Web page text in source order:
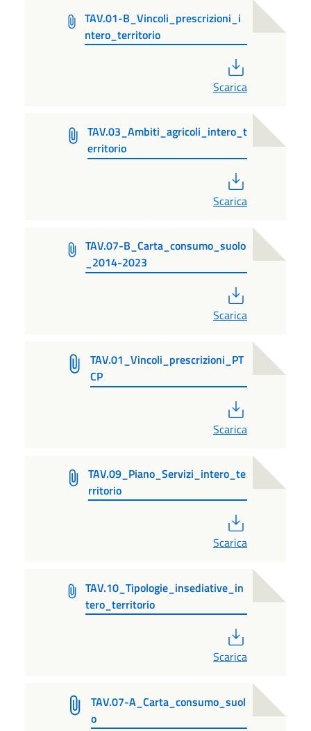
TAV.01-B_Vincoli_prescrizioni_i
ntero_territorio
Scarica
TAV.03_Ambiti_agricoli_intero_t
erritorio
Scarica
TAV.07-B_Carta_consumo_suolo
_2014-2023
Scarica
TAV.01_Vincoli_prescrizioni_PT
CP
Scarica
TAV.09_Piano_Servizi_intero_te
rritorio
Scarica
TAV.10_Tipologie_insediative_in
tero_territorio
Scarica
TAV.07-A_Carta_consumo_suol
o